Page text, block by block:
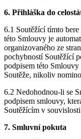
6. Přihláška do
6.1 Soutěžící tímto
této Smlouvy je
organizovaného ze
pochybností Soutěžící
podpisem této
Soutěže, nikoliv
6.2 Nedohodnou-li se
podpisem smlouvy,
Soutěžícím v
7. Smluvní pokuta